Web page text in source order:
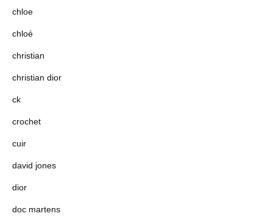
chloe
chloé
christian
christian dior
ck
crochet
cuir
david jones
dior
doc martens